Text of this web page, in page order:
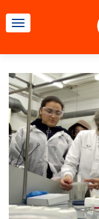
TOGGLE NAVIGATION